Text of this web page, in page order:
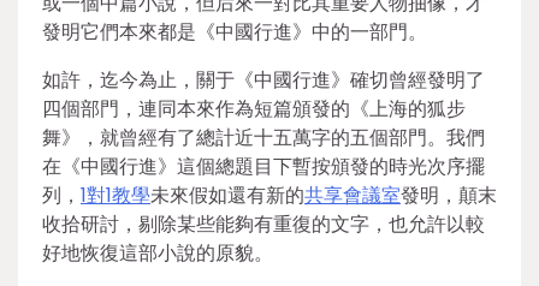
發明它們本來都是《中國行進》中的一部門。
如許，迄今為止，關于《中國行進》確切曾經發明了
四個部門，連同本來作為短篇頒發的《上海的狐步
舞》，就曾經有了總計近十五萬字的五個部門。我們
在《中國行進》這個總題目下暫按頒發的時光次序擺
列， 1對1教學未來假如還有新的共享會議室發明，顛末
收拾研討，剔除某些能夠有重復的文字，也允許以較
好地恢復這部小說的原貌。